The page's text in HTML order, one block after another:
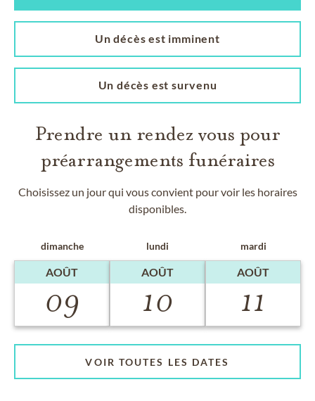
Un décès est imminent
Un décès est survenu
Prendre un rendez vous pour
préarrangements funéraires
Choisissez un jour qui vous convient pour voir les horaires
disponibles.
dimanche
AOÛT
09
lundi
AOÛT
10
mardi
AOÛT
11
VOIR TOUTES LES DATES